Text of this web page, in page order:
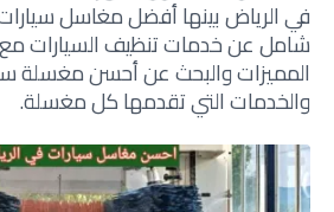
في الرياض بينها أفضل مغاسل
شامل عن خدمات تنظيف السيارات
المميزات والبحث عن أحسن مغسلة
والخدمات التي تقدمها كل مغسلة.